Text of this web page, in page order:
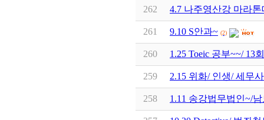
262 4.7 나주영산강 마라톤
261 9.10 S안과~ (2)
260 1.25 Toeic 공부~~/ 13
259 2.15 위화/ 인생/ 세무
258 1.11 송강법무법인~/